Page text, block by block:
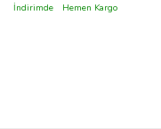
Kapı Menteşesi
İndirimde Hemen Kargo